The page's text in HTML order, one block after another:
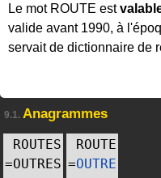
Le mot ROUTE est
valide avant 1990, à
servait de dictionnaire de
9.1. Anagrammes
ROUTES
=OUTRES
ROUTE
=OUTRE